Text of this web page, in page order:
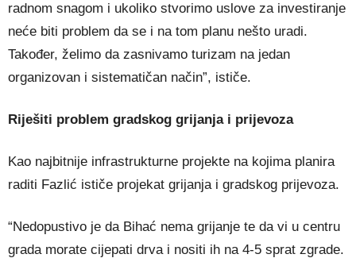
radnom snagom i ukoliko stvorimo uslove za investiranje
neće biti problem da se i na tom planu nešto uradi.
Također, želimo da zasnivamo turizam na jedan
organizovan i sistematičan način”, ističe.
Riješiti problem gradskog grijanja i prijevoza
Kao najbitnije infrastrukturne projekte na kojima planira
raditi Fazlić ističe projekat grijanja i gradskog prijevoza.
“Nedopustivo je da Bihać nema grijanje te da vi u centru
grada morate cijepati drva i nositi ih na 4-5 sprat zgrade.